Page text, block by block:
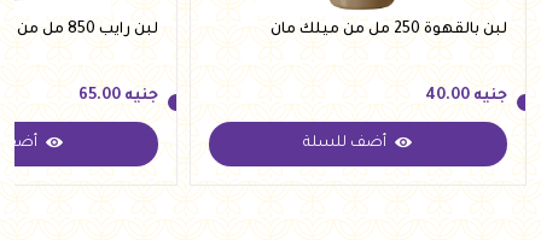
لبن بالقهوة 250 مل من ميلك مان
جنيه
جنيه 40.00
أضف للسلة
لبن رايب 850 مل من ميلك مان
جنيه
جنيه 65.00
أضف